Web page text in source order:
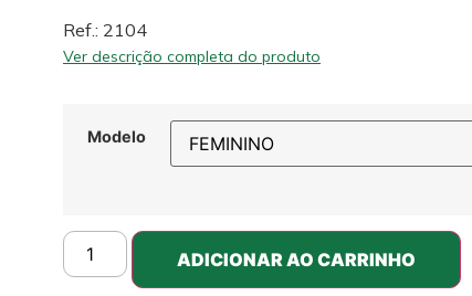
Ref.: 2104
Ver descrição completa do produto
Modelo
ADICIONAR AO CARRINHO